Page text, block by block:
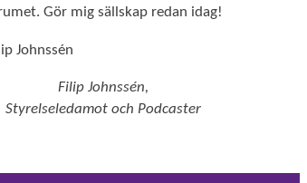
Gör mig sällskap redan idag!
Filip Johnssén,
Styrelseledamot och Podcaster